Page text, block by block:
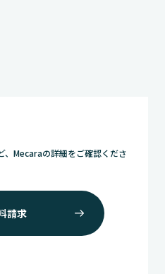
、Mecaraの詳細をご確認くださ
請求